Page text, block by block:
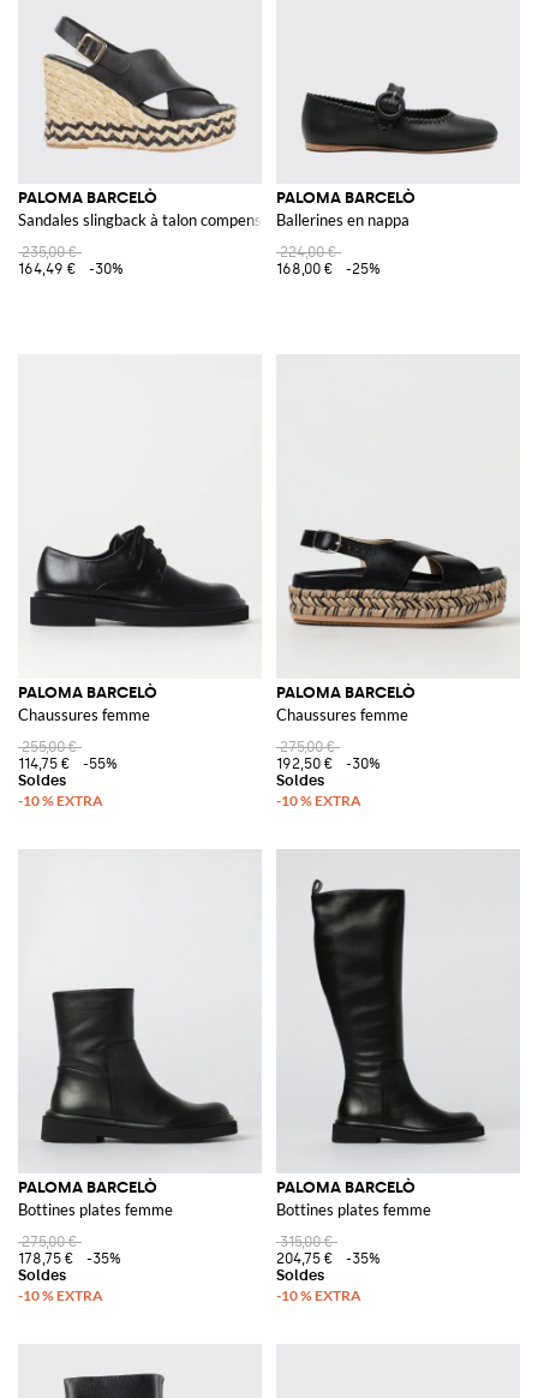
PALOMA BARCELÒ
Sandales slingback à talon compensé en cuir avec semelle intermédiaire
235,00 €
164,49 €
-30%
PALOMA BARCELÒ
Ballerines en nappa
224,00 €
168,00 €
-25%
PALOMA BARCELÒ
Chaussures femme
255,00 €
114,75 €
-55%
PALOMA BARCELÒ
Chaussures femme
275,00 €
192,50 €
-30%
PALOMA BARCELÒ
Bottines plates femme
275,00 €
178,75 €
-35%
PALOMA BARCELÒ
Bottines plates femme
315,00 €
204,75 €
-35%